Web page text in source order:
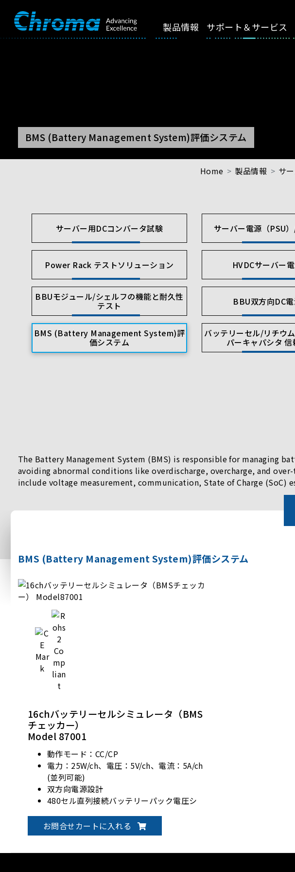
製品情報 サポート＆サービス
BMS (Battery Management System)評価システム
Home 製品情報 サ
サーバー用DCコンバータ試験 サーバー電源（PSU
Power Rack テストソリューション HVDCサーバー
BBUモジュール/シェルフの機能と耐久性
テスト BBU双方向DC
BMS (Battery Management System)評
価システム
バッテリーセル/リチウ
パーキャパシタ 信
The Battery Management System (BMS) is responsible for managing
avoiding abnormal conditions like overdischarge, overcharge, and
include voltage measurement, communication, State of Charge
(passive or active), other control circuits (e.g., battery loop relay
BMS (Battery Management System)評価システム
16chバッテリーセルシミュレータ（BMS
チェッカー）
Model 87001
動作モード：CC/CP
電力：25W/ch、電圧：5V/ch、電流：5A/ch
(並列可能)
双方向電源設計
480セル直列接続バッテリーパック電圧シ
お問合せカートに入れる